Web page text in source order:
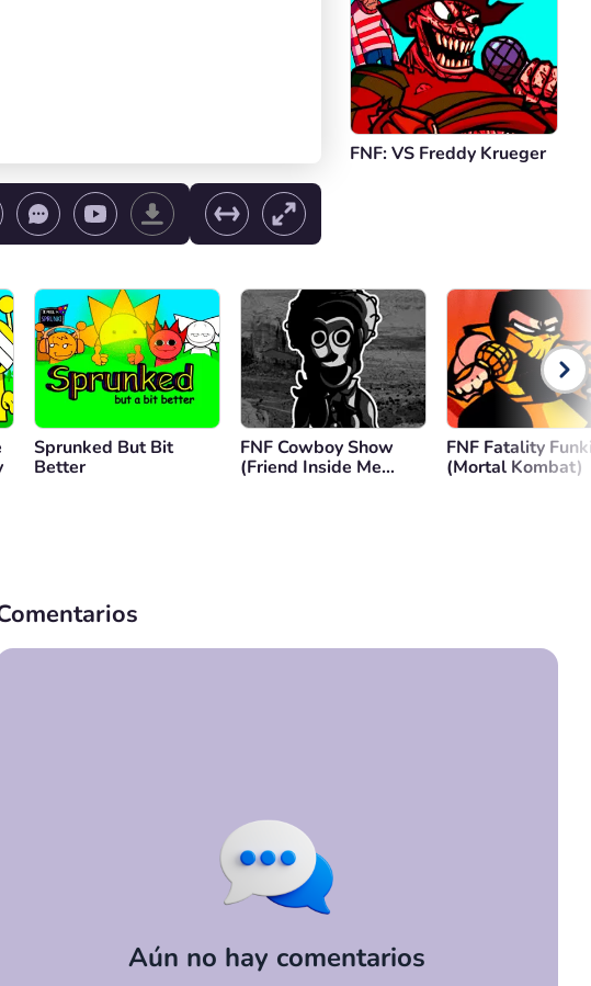
FNF: VS Freddy Krueger
Sprunked But Bit
Better
FNF Cowboy Show
(Friend Inside Me
FNF Fatality
(Mortal Kombat)
Aún no hay comentarios